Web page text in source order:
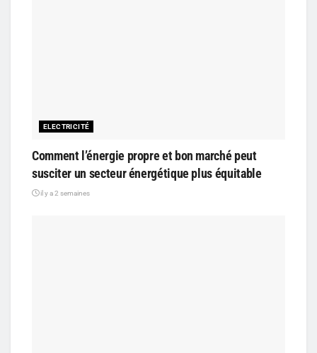
ELECTRICITÉ
Comment l’énergie propre et bon marché peut
susciter un secteur énergétique plus équitable
il y a 2 semaines